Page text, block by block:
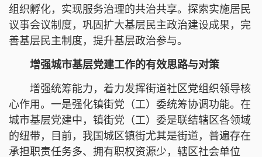
组织孵化，实现服务治理的共治共享。探索实施居民
议事会议制度，巩固扩大基层民主政治建设成果，完
善基层民主制度，提升基层政治参与。
增强城市基层党建工作的有效思路与对策
增强统筹能力，着力发挥街道社区党组织领导核
心作用。一是强化镇街党（工）委统筹协调功能。在
城市基层党建中，镇街党（工）委是联结辖区各领域
的纽带，目前，我国城区镇街尤其是街道，普遍存在
承担职责任务多、拥有职权资源少，辖区社会单位